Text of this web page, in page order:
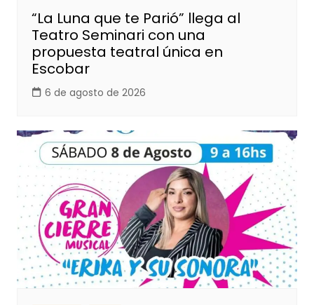
“La Luna que te Parió” llega al
Teatro Seminari con una
propuesta teatral única en
Escobar
6 de agosto de 2026